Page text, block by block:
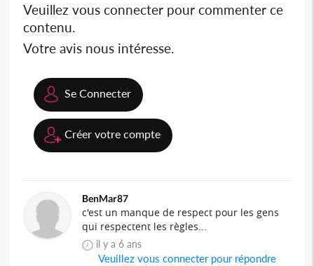
Veuillez vous connecter pour commenter ce
contenu.
Votre avis nous intéresse.
Se Connecter
Créer votre compte
BenMar87
c'est un manque de respect pour les gens
qui respectent les règles...
il y a 6 ans
Veuillez vous connecter pour répondre